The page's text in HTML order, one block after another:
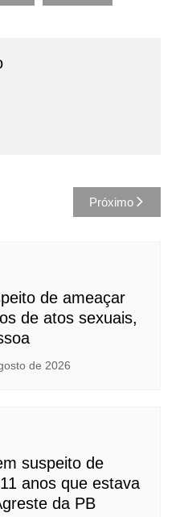
Próximo
de ameaçar
de atos sexuais,
de 2026
suspeito de
anos que estava
da PB